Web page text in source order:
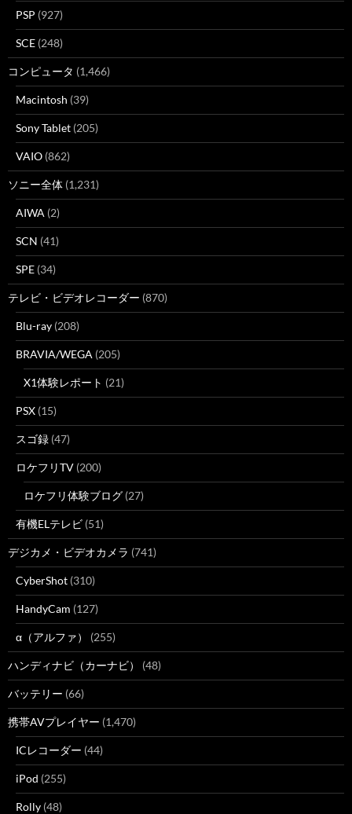
PSP (927)
SCE (248)
コンピュータ (1,466)
Macintosh (39)
Sony Tablet (205)
VAIO (862)
ソニー全体 (1,231)
AIWA (2)
SCN (41)
SPE (34)
テレビ・ビデオレコーダー (870)
Blu-ray (208)
BRAVIA/WEGA (205)
X1体験レポート (21)
PSX (15)
スゴ録 (47)
ロケフリTV (200)
ロケフリ体験ブログ (27)
有機ELテレビ (51)
デジカメ・ビデオカメラ (741)
CyberShot (310)
HandyCam (127)
α（アルファ） (255)
ハンディナビ（カーナビ） (48)
バッテリー (66)
携帯AVプレイヤー (1,470)
ICレコーダー (44)
iPod (255)
Rolly (48)